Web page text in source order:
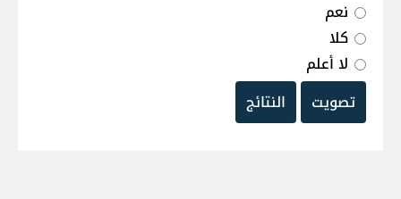
نعم
كلا
لا أعلم
تصويت
النتائج